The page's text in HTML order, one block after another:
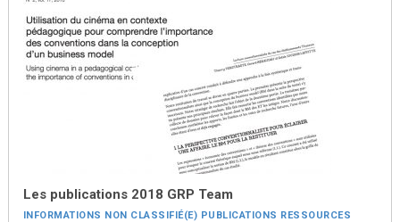
Les publications 2018 GRP Team
INFORMATIONS NON CLASSIFIÉ(E) PUBLICATIONS RESSOURCES